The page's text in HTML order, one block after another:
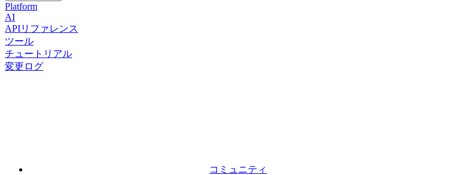
Platform
AI
APIリファレンス
ツール
チュートリアル
変更ログ
コミュニティ